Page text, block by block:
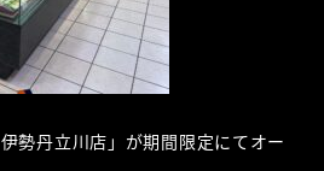
勢丹立川店」が期間限定にてオー